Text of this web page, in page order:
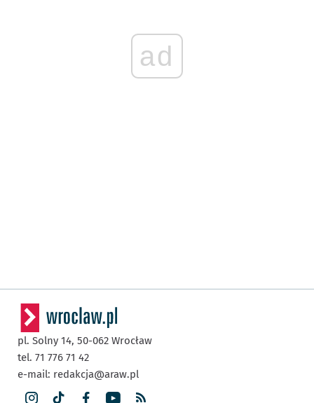
ad
pl. Solny 14, 50-062 Wrocław
tel. 71 776 71 42
e-mail: redakcja@araw.pl